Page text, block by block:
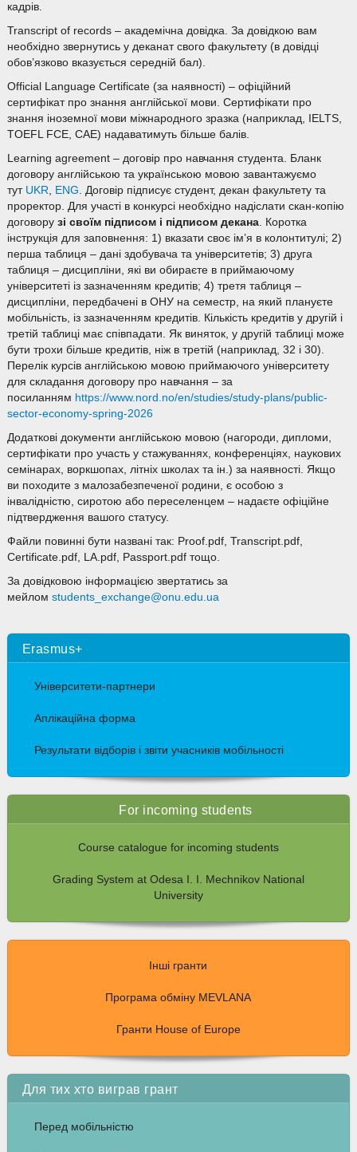
кадрів.
Transcript of records – академічна довідка. За довідкою вам
необхідно звернутись у деканат свого факультету (в довідці
обов’язково вказується середній бал).
Official Language Certificate (за наявності) – офіційний
сертифікат про знання англійської мови. Сертифікати про
знання іноземної мови міжнародного зразка (наприклад, IELTS,
TOEFL FCE, CAE) надаватимуть більше балів.
Learning agreement – договір про навчання студента. Бланк
договору англійською та українською мовою завантажуємо
тут UKR, ENG. Договір підписує студент, декан факультету та
проректор. Для участі в конкурсі необхідно надіслати скан-копію
договору зі своїм підписом і підписом декана. Коротка
інструкція для заповнення: 1) вказати своє ім’я в колонтитулі; 2)
перша таблиця – дані здобувача та університетів; 3) друга
таблиця – дисципліни, які ви обираєте в приймаючому
університеті із зазначенням кредитів; 4) третя таблиця –
дисципліни, передбачені в ОНУ на семестр, на який плануєте
мобільність, із зазначенням кредитів. Кількість кредитів у другій і
третій таблиці має співпадати. Як виняток, у другій таблиці може
бути трохи більше кредитів, ніж в третій (наприклад, 32 і 30).
Перелік курсів англійською мовою приймаючого університету
для складання договору про навчання – за
посиланням https://www.nord.no/en/studies/study-plans/public-
sector-economy-spring-2026
Додаткові документи англійською мовою (нагороди, дипломи,
сертифікати про участь у стажуваннях, конференціях, наукових
семінарах, воркшопах, літніх школах та ін.) за наявності. Якщо
ви походите з малозабезпеченої родини, є особою з
інвалідністю, сиротою або переселенцем – надаєте офіційне
підтвердження вашого статусу.
Файли повинні бути названі так: Proof.pdf, Transcript.pdf,
Certificate.pdf, LA.pdf, Passport.pdf тощо.
За довідковою інформацією звертатись за
мейлом students_exchange@onu.edu.ua
Erasmus+
Університети-партнери
Аплікаційна форма
Результати відборів і звіти учасників мобільності
For incoming students
Course catalogue for incoming students
Grading System at Odesa I. I. Mechnikov National
University
Інші гранти
Програма обміну MEVLANA
Гранти House of Europe
Для тих хто виграв грант
Перед мобільністю